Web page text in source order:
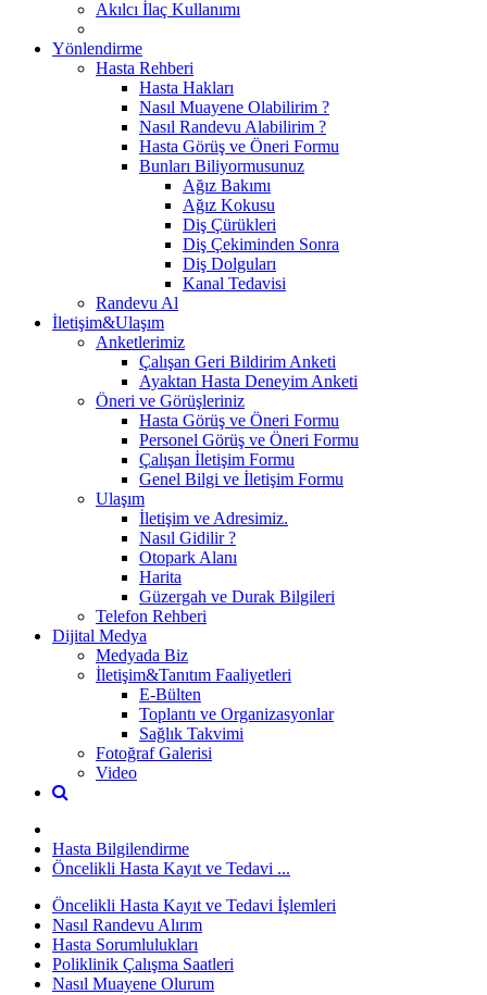
Akılcı İlaç Kullanımı
Yönlendirme
Hasta Rehberi
Hasta Hakları
Nasıl Muayene Olabilirim ?
Nasıl Randevu Alabilirim ?
Hasta Görüş ve Öneri Formu
Bunları Biliyormusunuz
Ağız Bakımı
Ağız Kokusu
Diş Çürükleri
Diş Çekiminden Sonra
Diş Dolguları
Kanal Tedavisi
Randevu Al
İletişim&Ulaşım
Anketlerimiz
Çalışan Geri Bildirim Anketi
Ayaktan Hasta Deneyim Anketi
Öneri ve Görüşleriniz
Hasta Görüş ve Öneri Formu
Personel Görüş ve Öneri Formu
Çalışan İletişim Formu
Genel Bilgi ve İletişim Formu
Ulaşım
İletişim ve Adresimiz.
Nasıl Gidilir ?
Otopark Alanı
Harita
Güzergah ve Durak Bilgileri
Telefon Rehberi
Dijital Medya
Medyada Biz
İletişim&Tanıtım Faaliyetleri
E-Bülten
Toplantı ve Organizasyonlar
Sağlık Takvimi
Fotoğraf Galerisi
Video
Hasta Bilgilendirme
Öncelikli Hasta Kayıt ve Tedavi ...
Öncelikli Hasta Kayıt ve Tedavi İşlemleri
Nasıl Randevu Alırım
Hasta Sorumlulukları
Poliklinik Çalışma Saatleri
Nasıl Muayene Olurum